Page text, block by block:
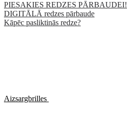
PIESAKIES REDZES PĀRBAUDEI!
DIGITĀLĀ redzes pārbaude
Kāpēc pasliktinās redze?
Aizsargbrilles